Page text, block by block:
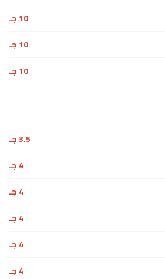
10 جـ
10 جـ
10 جـ
3.5 جـ
4 جـ
4 جـ
4 جـ
4 جـ
4 جـ